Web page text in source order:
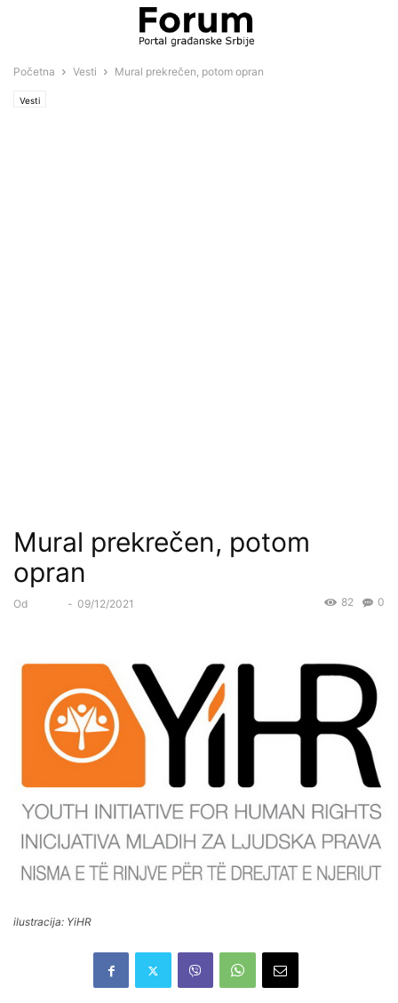
Početna Vesti Mural prekrečen, potom opran
Vesti
Mural prekrečen, potom
opran
Od - 09/12/2021 0
82
ilustracija: YiHR